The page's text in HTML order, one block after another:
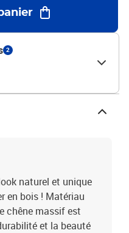
des variations de
aléatoire, ce qui garantit
produit.Couleur : marron
finement poncé avec un
(L x l x é)Peut servir de
:2 x marche d'escalier
2
naturel et unique
en bois ! Matériau
chêne massif est
et la beauté